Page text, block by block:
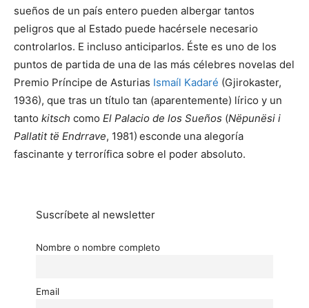
sueños de un país entero pueden albergar tantos
peligros que al Estado puede hacérsele necesario
controlarlos. E incluso anticiparlos. Éste es uno de los
puntos de partida de una de las más célebres novelas del
Premio Príncipe de Asturias Ismaíl Kadaré (Gjirokaster,
1936), que tras un título tan (aparentemente) lírico y un
tanto kitsch como El Palacio de los Sueños (Nëpunësi i
Pallatit të Endrrave, 1981) esconde una alegoría
fascinante y terrorífica sobre el poder absoluto.
Suscríbete al newsletter
Nombre o nombre completo
Email